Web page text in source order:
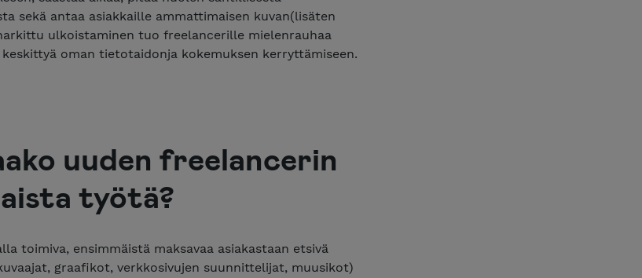
sekä antaa asiakkaille ammattimaisen kuvan(lisäten
ulkoistaminen tuo freelancerille mielenrauhaa
oman tietotaidonja kokemuksen kerryttämiseen.
uuden freelancerin
työtä?
toimiva, ensimmäistä maksavaa asiakastaan etsivä
graafikot, verkkosivujen suunnittelijat, muusikot)